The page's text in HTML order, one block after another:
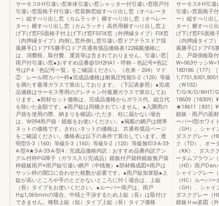
サーモスⅡ-H引違い窓単体引違い窓シャッター付引違い窓雨戸付
引違い窓面格子付引違い窓装飾窓縦すべり出し窓（オペレータ
ー）縦すべり出し窓（カムラッチ）横すべり出し窓（オペレー
ター）横すべり出し窓（カムラッチ）高所用横すべり出し窓上
げ下げ窓FS面格子付上げ下げ窓FSFIX窓（外押縁タイプ）FIX窓
（内押縁タイプ）内倒し窓外倒し窓引違い窓ドアテラスドア採
風勝手口ドアFS勝手口ドア共通有償品価格表122掲載価格に
は、消費税、取付費、運賃等は含まれておりません。引違い窓│
雨戸付引違い窓●おすすめ品番@SH2HA1－呼称－色記号※色記
号はP.4「色記号一覧」をご確認ください。（在来・204）マド
② レール間カバー枠●完成品価格は耐風圧性能S-2（120）等級
を満たす最薄ガラスで算出しております。（下記表参照）●完成
品価格はサーモス専用のグレチャン付複層ガラスで算出してお
ります。●部材セット価格は、完成品価格からガラス代、組立代
を除いた金額です。●雨戸錠は同梱されていません。●入隅用の
戸袋を使用の際、納まりを確認いただき、柱に届かない場合
は、W094用戸袋・鏡板をお使いください。●掲載の網戸は標準
ネットの価格です。きれいネットの価格は、共通有償品ページ
をご確認ください。価格表は以下の条件で算出しています。透
明型S-3（160）等級S-3（160）等級S-2（120）等級無印3-A-33-
A-型4★3-A-33-A-型4：完成品価格内訳：おすすめ品番内訳アン
グル付枠PG障子（ガラス入り完成品）鏡板付戸袋枠鏡板無戸袋
枠鏡板雨戸※雨戸錠引違い網戸（中桟無）●部材構成図※雨戸は
サッシ枠の開口に合わせた枚数が必要です。●雨戸錠加算額●上
錠が高いところや手のとどかないところに付く場合は、上錠
（長）タイプをお使いください。●ルーバー雨戸は、雨戸
H≦1,065mmの場合、中桟と干渉するため上錠（長）は取付け
できません。種類上錠（短）タイプ上錠（長）タイプ価格
サーモスⅡ-H引違
引違い窓面格子
ー）縦すべり出
ター）横すべり
げ下げ窓FS面格
（内押縁タイプ
風勝手口ドアFS
上、戸袋側板取
W=063サッシ
180186［177］
（W102）
T/G/K/D/WHT/G/
18609［18309］
★18611［831］
鏡板・雨戸の面
ーバーⅠ型ホワイ
（GH）、シャ
ダスクグレー（
ク（TD）、オー
（KK）、ダス
ータムブラウン
（HD）雨戸
シャイングレー
（HC）ルーバ
（GH）、シャ
ダスクグレー（
鏡板Ｈ㎜姿図（